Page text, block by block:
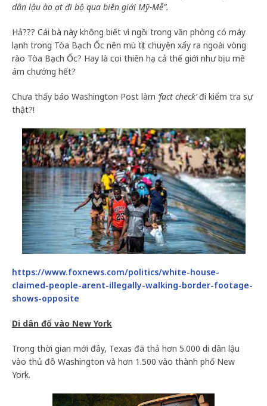
dân lậu ào ạt đi bộ qua biên giới Mỹ-Mễ”.
Hả??? Cái bà này không biết vì ngồi trong văn phòng có máy
lạnh trong Tòa Bạch Ốc nên mù tịt chuyện xẩy ra ngoài vòng
rào Tòa Bạch Ốc? Hay là coi thiên hạ cả thế giới như bị u mê
ám chướng hết?
Chưa thấy báo Washington Post làm ‘fact check’đi kiểm tra sự
thật?!
https://www.foxnews.com/politics/white-house-
claimed-people-arent-illegally-walking-border-footage-
shows-opposite
Di dân đổ vào New York
Trong thời gian mới đây, Texas đã thả hơn 5.000 di dân lậu
vào thủ đô Washington và hơn 1.500 vào thành phố New
York.